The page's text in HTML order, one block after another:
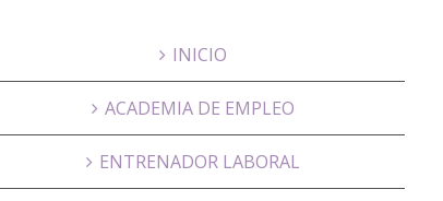
INICIO
ACADEMIA DE EMPLEO
ENTRENADOR LABORAL